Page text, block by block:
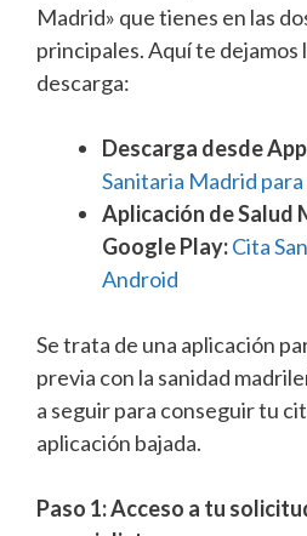
Madrid» que tienes en las
principales. Aquí te dejamos
descarga:
Descarga desde
Sanitaria Madrid
Aplicación de Salud
Google Play:Cita
Android
Se trata de una aplicación
previa con la sanidad
a seguir para conseguir tu
aplicación bajada.
Paso 1: Acceso a tu